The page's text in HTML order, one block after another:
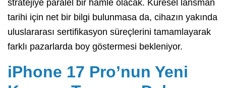
stratejiye paralel bir hamle olacak. Küresel lansman
tarihi için net bir bilgi bulunmasa da, cihazın yakında
uluslararası sertifikasyon süreçlerini tamamlayarak
farklı pazarlarda boy göstermesi bekleniyor.
iPhone 17 Pro’nun Yeni